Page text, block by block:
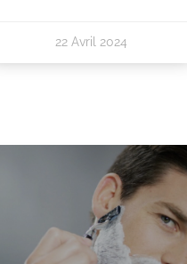
22 Avril 2024